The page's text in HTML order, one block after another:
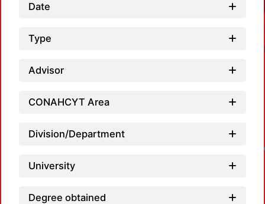
Date
Type
Advisor
CONAHCYT Area
Division/Department
University
Degree obtained